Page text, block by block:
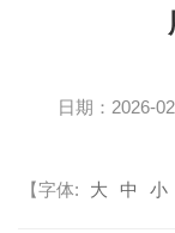
日期： 2026-
【字体:
大 中 小